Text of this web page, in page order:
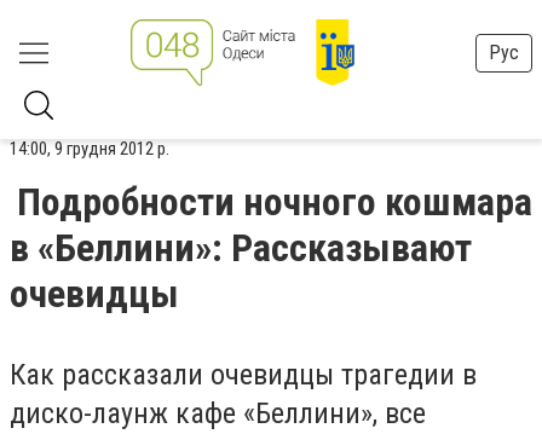
Рус
14:00, 9 грудня 2012 р.
Подробности ночного кошмара
в «Беллини»: Рассказывают
очевидцы
Как рассказали очевидцы трагедии в
диско-лаунж кафе «Беллини», все